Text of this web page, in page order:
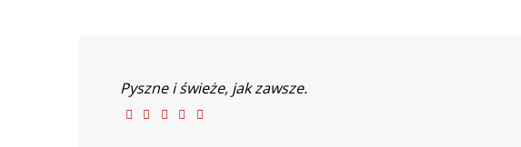
Pyszne i świeże, jak zawsze.